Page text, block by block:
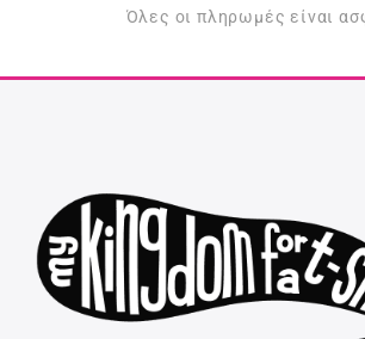
Όλες οι πληρωμές είναι